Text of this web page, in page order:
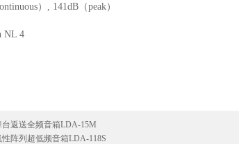
）, 141dB（peak）
NL 4
台返送全频音箱LDA-15M
阵列超低频音箱LDA-118S